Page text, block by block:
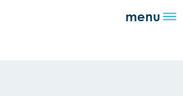
menu